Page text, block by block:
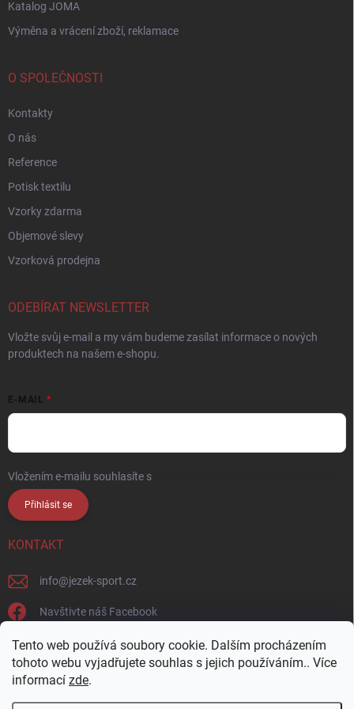
Tento web používá soubory cookie. Dalším procházením
tohoto webu vyjadřujete souhlas s jejich používáním.. Více
informací zde.
Katalog JOMA
Výměna a vrácení zboží, reklamace
O SPOLEČNOSTI
Kontakty
O nás
Reference
Potisk textilu
Vzorky zdarma
Objemové slevy
Vzorková prodejna
ODEBÍRAT NEWSLETTER
Vložte svůj e-mail a my vám budeme zasílat informace o nových
produktech na našem e-shopu.
E-MAIL
Vložením e-mailu souhlasíte s
Přihlásit se
KONTAKT
info@jezek-sport.cz
Navštivte náš Facebook
jezek_sport_np/